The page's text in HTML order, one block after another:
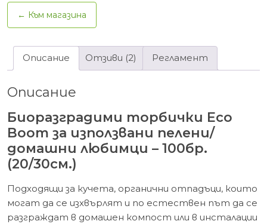
използвани
домашни
100бр.
← Към магазина
Описание Отзиви (2) Регламент
Описание
Биоразградими торбички Eco
Boom за използвани пелени/
домашни любимци – 100бр.
(20/30см.)
Подходящи за кучета, органични отпадъци, които
могат да се изхвърлят и по естествен път да се
разграждат в домашен компост или в инсталации